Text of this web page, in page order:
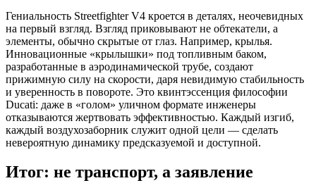
Гениальность Streetfighter V4 кроется в деталях, неочевидных
на первый взгляд. Взгляд приковывают не обтекатели, а
элементы, обычно скрытые от глаз. Например, крылья.
Инновационные «крылышки» под топливным баком,
разработанные в аэродинамической трубе, создают
прижимную силу на скорости, даря невидимую стабильность
и уверенность в повороте. Это квинтэссенция философии
Ducati: даже в «голом» уличном формате инженеры
отказываются жертвовать эффективностью. Каждый изгиб,
каждый воздухозаборник служит одной цели — сделать
невероятную динамику предсказуемой и доступной.
Итог: не транспорт, а заявление